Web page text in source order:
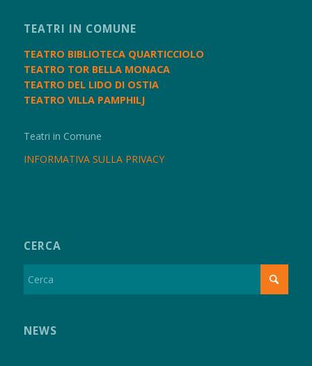
TEATRI IN COMUNE
TEATRO BIBLIOTECA QUARTICCIOLO
TEATRO TOR BELLA MONACA
TEATRO DEL LIDO DI OSTIA
TEATRO VILLA PAMPHILJ
Teatri in Comune
INFORMATIVA SULLA PRIVACY
CERCA
NEWS